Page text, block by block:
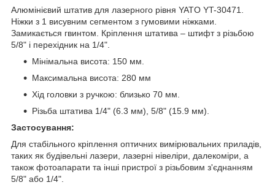
Алюмінієвий штатив для лазерного рівня YATO YT-30471.
Ніжки з 1 висувним сегментом з гумовими ніжками.
Замикається гвинтом. Кріплення штатива – штифт з різьбою
5/8" і перехідник на 1/4".
Мінімальна висота: 150 мм.
Максимальна висота: 280 мм
Хід головки з ручкою: близько 70 мм.
Різьба штатива 1/4" (6.3 мм), 5/8" (15.9 мм).
Застосування:
Для стабільного кріплення оптичних вимірювальних приладів,
таких як будівельні лазери, лазерні нівеліри, далекоміри, а
також фотоапарати та інші пристрої з різьбовим з'єднанням
5/8" або 1/4".